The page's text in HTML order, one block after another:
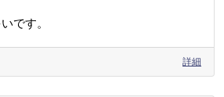
です。
詳細